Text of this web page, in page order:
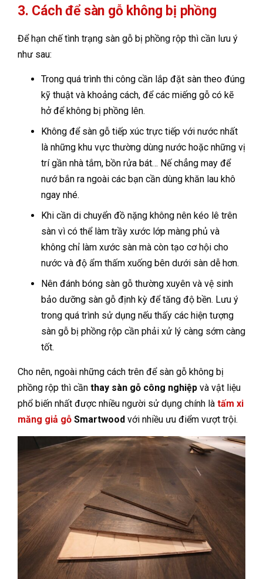
3. Cách để sàn gỗ không bị phồng
Để hạn chế tình trạng sàn gỗ bị phồng rộp thì cần lưu ý
như sau:
Trong quá trình thi công cần lắp đặt sàn theo đúng
kỹ thuật và khoảng cách, để các miếng gỗ có kẽ
hở để không bị phồng lên.
Không để sàn gỗ tiếp xúc trực tiếp với nước nhất
là những khu vực thường dùng nước hoặc những vị
trí gần nhà tắm, bồn rửa bát… Nế chẳng may để
nướ bắn ra ngoài các bạn cần dùng khăn lau khô
ngay nhé.
Khi cần di chuyển đồ nặng không nên kéo lê trên
sàn vì có thể làm trầy xước lớp màng phủ và
không chỉ làm xước sàn mà còn tạo cơ hội cho
nước và độ ẩm thấm xuống bên dưới sàn dễ hơn.
Nên đánh bóng sàn gỗ thường xuyên và vệ sinh
bảo dưỡng sàn gỗ định kỳ để tăng độ bền. Lưu ý
trong quá trình sử dụng nếu thấy các hiện tượng
sàn gỗ bị phồng rộp cần phải xử lý càng sớm càng
tốt.
Cho nên, ngoài những cách trên để sàn gỗ không bị
phồng rộp thì cần thay sàn gỗ công nghiệp và vật liệu
phổ biến nhất được nhiều người sử dụng chính là tấm xi
măng giả gỗ Smartwood với nhiều ưu điểm vượt trội.